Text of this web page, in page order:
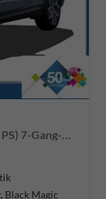
Black Magic